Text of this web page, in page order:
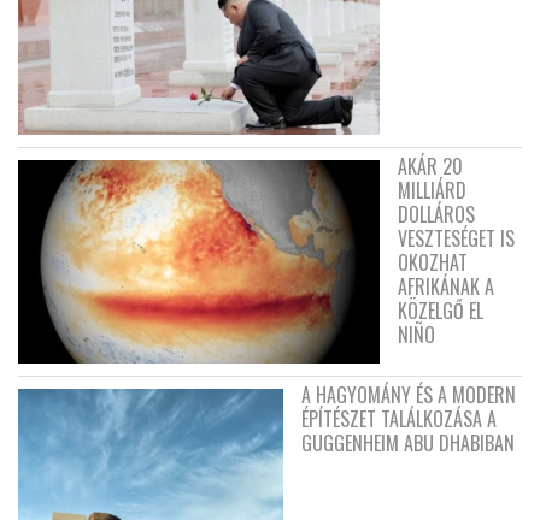
AKÁR 20
MILLIÁRD
DOLLÁROS
VESZTESÉGET IS
OKOZHAT
AFRIKÁNAK A
KÖZELGŐ EL
NIÑO
A HAGYOMÁNY ÉS A MODERN
ÉPÍTÉSZET TALÁLKOZÁSA A
GUGGENHEIM ABU DHABIBAN